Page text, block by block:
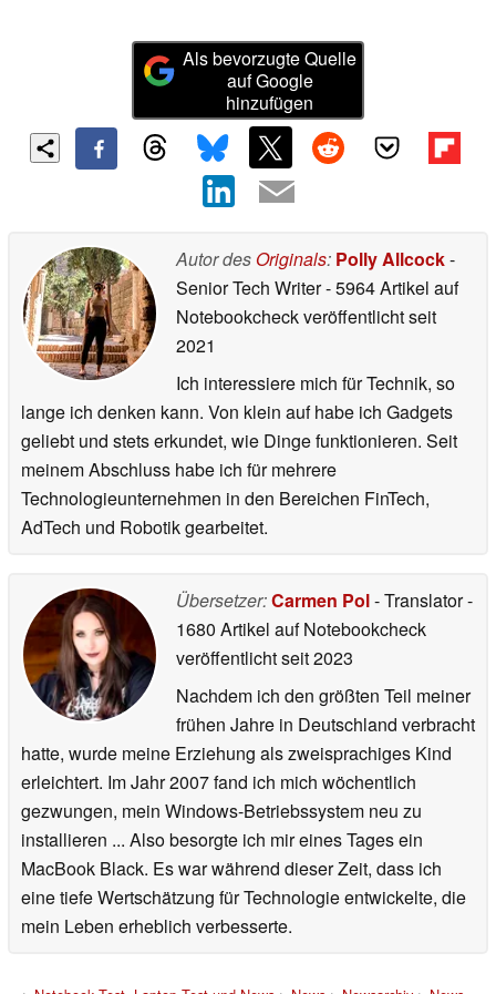
Als bevorzugte Quelle
auf Google
hinzufügen
Autor des Originals: Polly Allcock-
Senior Tech Writer- 5964 Artikel auf
Notebookcheck veröffentlichtseit
2021
Ich interessiere mich für Technik, so
lange ich denken kann. Von klein auf habe ich Gadgets
geliebt und stets erkundet, wie Dinge funktionieren. Seit
meinem Abschluss habe ich für mehrere
Technologieunternehmen in den Bereichen FinTech,
AdTech und Robotik gearbeitet.
Übersetzer:Carmen Pol- Translator-
1680 Artikel auf Notebookcheck
veröffentlichtseit 2023
Nachdem ich den größten Teil meiner
frühen Jahre in Deutschland verbracht
hatte, wurde meine Erziehung als zweisprachiges Kind
erleichtert. Im Jahr 2007 fand ich mich wöchentlich
gezwungen, mein Windows-Betriebssystem neu zu
installieren ... Also besorgte ich mir eines Tages ein
MacBook Black. Es war während dieser Zeit, dass ich
eine tiefe Wertschätzung für Technologie entwickelte, die
mein Leben erheblich verbesserte.